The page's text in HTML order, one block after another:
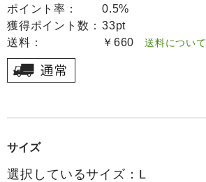
ポイント率：
0.5%
獲得ポイント数： 33pt
送料：
￥660 送料について
サイズ
選択しているサイズ：L